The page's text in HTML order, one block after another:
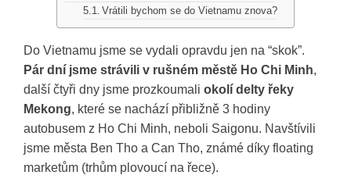
Vrátili bychom se do Vietnamu znova?
Do Vietnamu jsme se vydali opravdu jen na “skok”.
Pár dní jsme strávili v rušném městě Ho Chi Minh,
další čtyři dny jsme prozkoumali okolí delty řeky
Mekong, které se nachází přibližně 3 hodiny
autobusem z Ho Chi Minh, neboli Saigonu. Navštívili
jsme města Ben Tho a Can Tho, známé díky floating
marketům (trhům plovoucí na řece).